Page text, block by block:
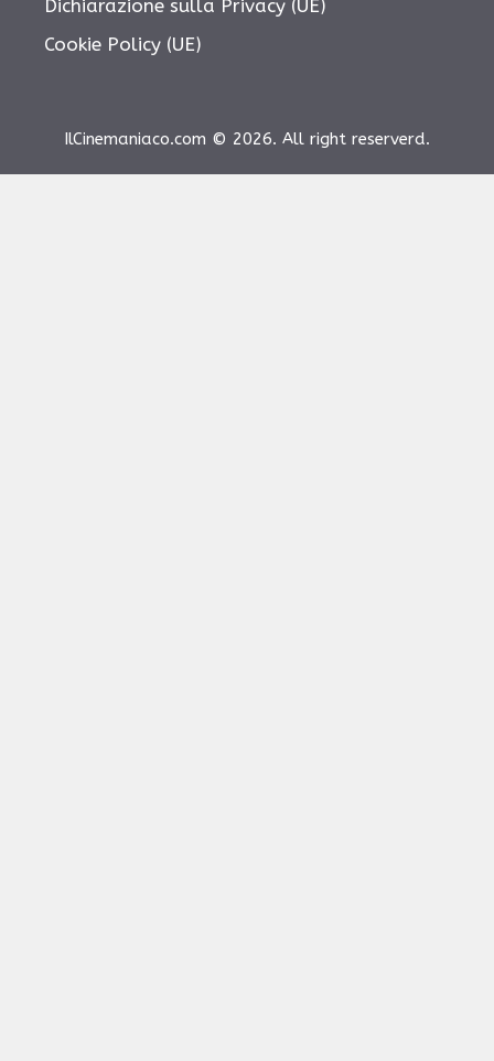
Dichiarazione sulla Privacy (UE)
Cookie Policy (UE)
IlCinemaniaco.com © 2026. All right reserverd.